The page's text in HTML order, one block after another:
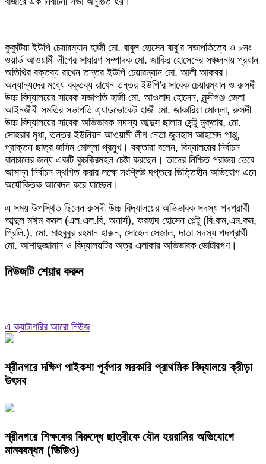
কুকুটিয়া ইউপি চেয়ারম্যান হাজী মো. বাবুল হোসেন বাবু’র সভাপতিত্বে ও ৮নং
ওয়ার্ড আওয়ামী লীগের সাধারণ সম্পাদক মো. জাকির হোসেনের সঞ্চলনায় প্রধান
অতিথির বক্তব্য রাখেন তন্তর ইউপি চেয়ারম্যান মো. আলী আকবর।
অন্যান্যদের মধ্যে বক্তব্য রাখেন তন্তর ইউপি’র সাবেক চেয়ারম্যান ও রুসদী
উচ্চ বিদ্যালয়ের সাবেক সভাপতি হাজী মো. আওলাদ হোসেন, মুন্সীগঞ্জ জেলা
আইনজীবী সমতির সভাপতি এ্যাডভোকেট হাজী মো. জাকারিয়া মোল্লা, রুসদী
উচ্চ বিদ্যালয়ের সাবেক অভিভাবক সদস্য আব্দুস ছালাম সেন্টু মুক্তার, মো.
সোহরাব মৃধা, তন্তর ইউনিয়ন আওয়ামী লীগ নেতা জুলহাস আহমেদ পাপ্পু,
প্রাক্তন ছাত্র জসিম মোল্লা প্রমুখ। বক্তারা বলেন, বিদ্যালয়ের নির্বাচন
বানচালের জন্য একটি কুচক্রিমহল চেষ্টা করছেন। তাদের নিশ্চিত পরাজয় ভেবে
আসন্ন নির্বাচন স্থগিত করার লক্ষে সংশ্লিষ্ট দপ্তরে ভিত্তিহীন অভিযোগ এনে
অযৌক্তিক আবেদন করে যাচ্ছেন।
এ সময় উপস্থিত ছিলেন রুসদী উচ্চ বিদ্যালয়ের অভিভাবক সদস্য পদপ্রার্থী
আব্দুল মঈম কমল (এল.এল.বি, অনার্স), ফরহাদ হোসেন পেল্টু (বি.কম,এম.কম,
প্রিলি.), মো. মাহবুবুর রহমান হারুন, সোহেল সেজাল, দাতা সদস্য পদপ্রার্থী
মো. আশাদুজ্জামান ও বিদ্যালয়টির অত্র এলাকার অভিভাবক ভোটারগণ।
নিউজটি শেয়ার করুন
এ ক্যাটাগরির আরো নিউজ
শ্রীনগরে দক্ষিণ পাইকশা পূর্বপার সরকারি প্রাথমিক বিদ্যালয়ে ক্রীড়া
উৎসব
শ্রীনগরে শিক্ষকের বিরুদ্ধে ছাত্রীকে যৌন হয়রানির অভিযোগে
মানববন্ধন (ভিডিও)